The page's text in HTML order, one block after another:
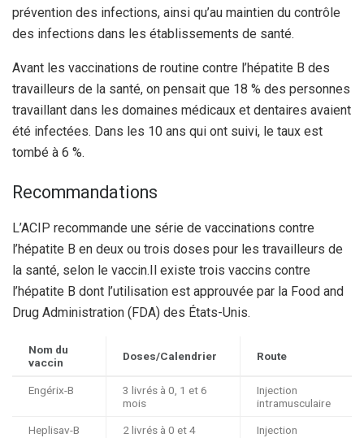
prévention des infections, ainsi qu’au maintien du contrôle
des infections dans les établissements de santé.
Avant les vaccinations de routine contre l’hépatite B des
travailleurs de la santé, on pensait que 18 % des personnes
travaillant dans les domaines médicaux et dentaires avaient
été infectées. Dans les 10 ans qui ont suivi, le taux est
tombé à 6 %.
Recommandations
L’ACIP recommande une série de vaccinations contre
l’hépatite B en deux ou trois doses pour les travailleurs de
la santé, selon le vaccin. Il existe trois vaccins contre
l’hépatite B dont l’utilisation est approuvée par la Food and
Drug Administration (FDA) des États-Unis.
Nom du
vaccin
Doses/Calendrier Route
Engérix-B
3 livrés à 0, 1 et 6
mois
Injection
intramusculaire
Heplisav-B
2 livrés à 0 et 4
Injection